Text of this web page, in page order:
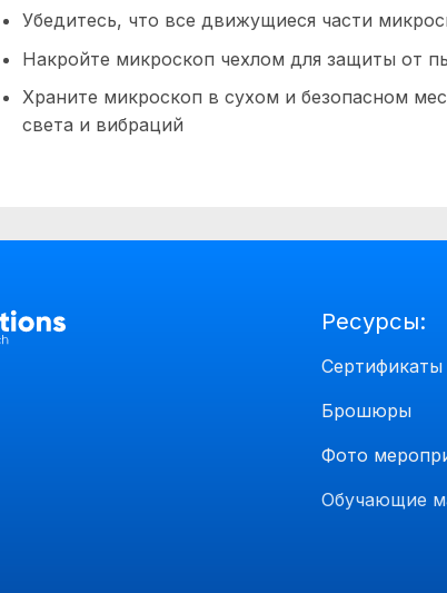
Убедитесь, что все движущиеся части
Накройте микроскоп чехлом для защиты от
Храните микроскоп в сухом и безопасном
света и вибраций
Ресурсы:
Сертификаты
Брошюры
Фото
Обучающие